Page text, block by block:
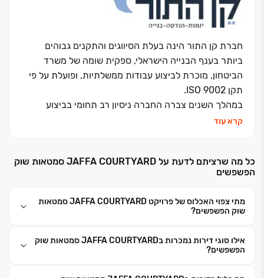
חברת קן התור הינה בעלת הסיווגים והתקנים גבוהים
ביותר בענף הבנייה הישראלי, ספקית שומה של משרד
הביטחון, מוכרת לביצוע עבודות ממשלתיות, ופועלת על פי
תקן ISO 9002.
במהלך השנים צברה החברה ניסיון רב תחומי בביצוע
פרויקטים תוך שמירה על איכות, עמידה בלוחות זמנים,
ועמידה במסגרת תקציבית תוך שמירה על איכות ביצוע ללא
פשרות לאורך הדרך.
שכונות מגורים, קוטג'ים, מוסדות חינוך, פרויקטים עבור
ישראל.
קרא עוד
כל מה שרציתם לדעת על JAFFA COURTYARD סמטאות שוק
הפשפשים
מתי צפוי האכלוס של פרויקט JAFFA COURTYARD סמטאות
שוק הפשפשים?
אילו סוגי דירות נמכרות בJAFFA COURTYARD סמטאות שוק
הפשפשים?